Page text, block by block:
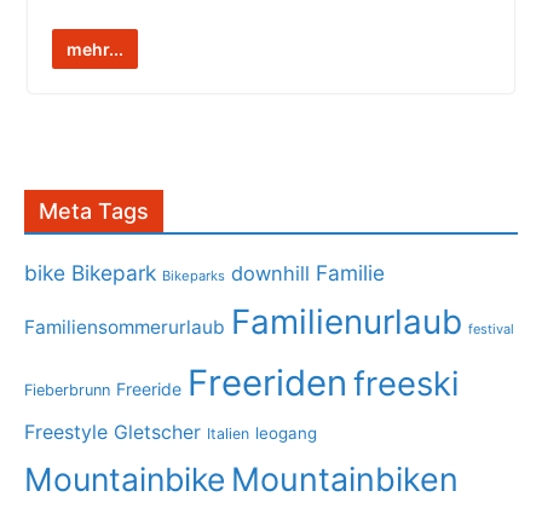
mehr...
Meta Tags
bike Bikepark Bikeparks downhill Familie
Familiensommerurlaub Familienurlaub festival
Fieberbrunn Freeride Freeriden freeski
Freestyle Gletscher Italien leogang
Mountainbike Mountainbiken